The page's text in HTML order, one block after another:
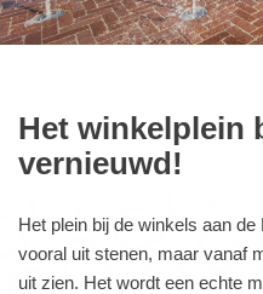
Het winkelplein
vernieuwd!
Het plein bij de winkels aan
vooral uit stenen, maar vanaf
uit zien. Het wordt een echte